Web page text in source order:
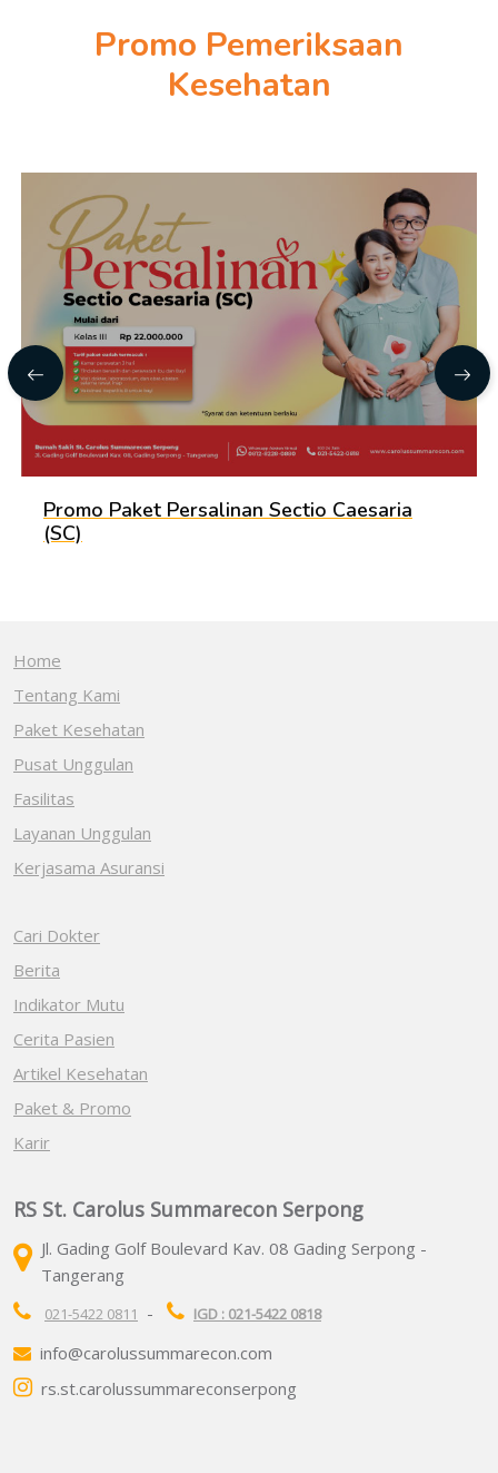
Promo Pemeriksaan
Kesehatan
Promo Paket Persalinan Sectio Caesaria
(SC)
Home
Tentang Kami
Paket Kesehatan
Pusat Unggulan
Fasilitas
Layanan Unggulan
Kerjasama Asuransi
Cari Dokter
Berita
Indikator Mutu
Cerita Pasien
Artikel Kesehatan
Paket & Promo
Karir
RS St. Carolus Summarecon Serpong
Jl. Gading Golf Boulevard Kav. 08 Gading Serpong -
Tangerang
021-5422 0811 - IGD : 021-5422 0818
info@carolussummarecon.com
rs.st.carolussummareconserpong